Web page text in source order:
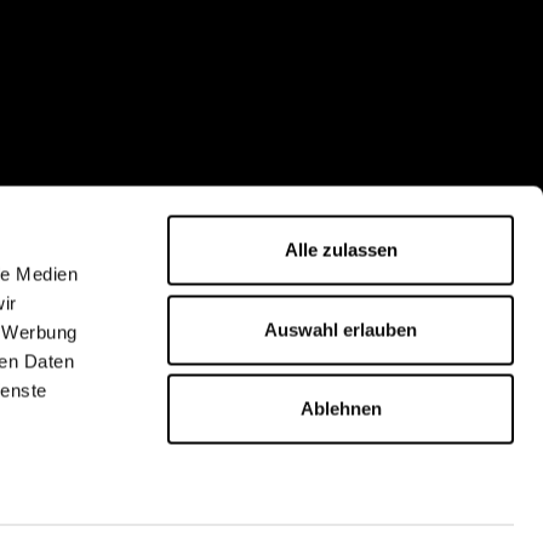
Medien
Daten
Alle zulassen
Auswahl erlauben
Ablehnen